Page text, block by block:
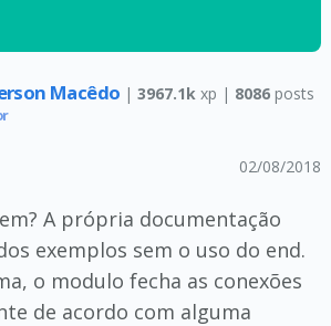
Macêdo | 3967.1k xp | 8086posts
02/08/2018
A própria documentação
exemplos sem o uso do end.
o modulo fecha as conexões
de acordo com alguma